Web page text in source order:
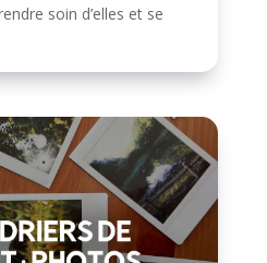
soin d’elles et se